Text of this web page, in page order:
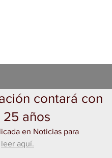
contará con
años
en Noticias para
leer aquí.